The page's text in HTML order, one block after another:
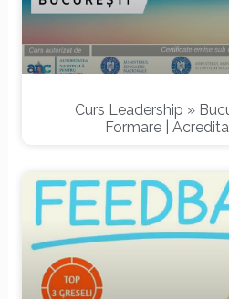
Curs Leadership »
Formare |